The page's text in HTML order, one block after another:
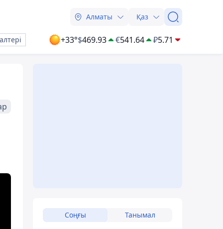
Алматы Қаз
+33°$469.93 €541.64 ₽5.71
Соңғы Танымал